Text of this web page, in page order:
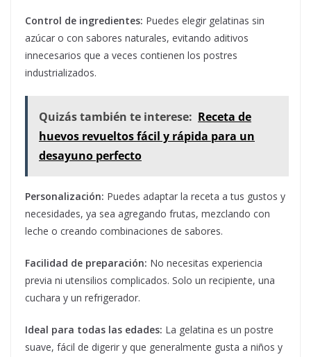
Control de ingredientes: Puedes elegir gelatinas sin
azúcar o con sabores naturales, evitando aditivos
innecesarios que a veces contienen los postres
industrializados.
Quizás también te interese: Receta de
huevos revueltos fácil y rápida para un
desayuno perfecto
Personalización: Puedes adaptar la receta a tus gustos y
necesidades, ya sea agregando frutas, mezclando con
leche o creando combinaciones de sabores.
Facilidad de preparación: No necesitas experiencia
previa ni utensilios complicados. Solo un recipiente, una
cuchara y un refrigerador.
Ideal para todas las edades: La gelatina es un postre
suave, fácil de digerir y que generalmente gusta a niños y